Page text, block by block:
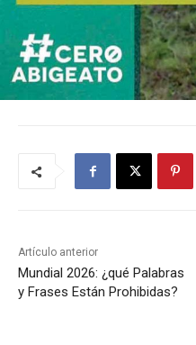
Artículo anterior
Mundial 2026: ¿qué Palabras
y Frases Están Prohibidas?